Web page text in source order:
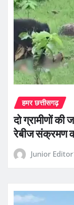
हमर छत्तीसगढ़
दो ग्रामीणों की
रेबीज संक्रमण
Junior